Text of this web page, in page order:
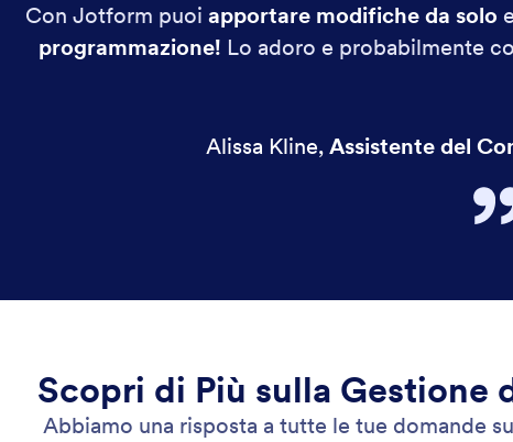
Con Jotform puoi apportare modifiche da solo e
programmazione! Lo adoro e probabilmente
Alissa Kline,Assistente del
Scopri di Più sulla Gestione
Abbiamo una risposta a tutte le tue domande su